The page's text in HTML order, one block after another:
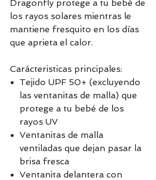
Dragonfly protege a tu bebé de
los rayos solares mientras le
mantiene fresquito en los días
que aprieta el calor.
Carácteristicas principales:
Tejido UPF 50+ (excluyendo
las ventanitas de malla) que
protege a tu bebé de los
rayos UV
Ventanitas de malla
ventiladas que dejan pasar la
brisa fresca
Ventanita delantera con